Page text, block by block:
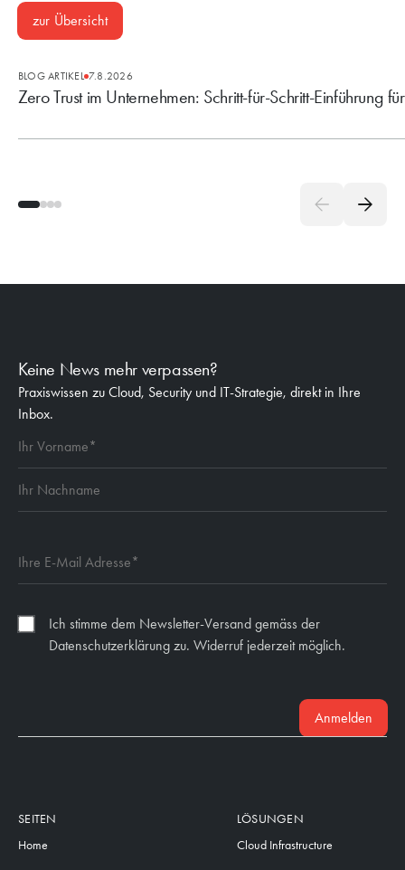
zur Übersicht
BLOG ARTIKEL 7.8.2026
Zero Trust im Unternehmen: Schritt-für-Schritt-Einführung
Keine News mehr verpassen?
Praxiswissen zu Cloud, Security und IT-Strategie, direkt in Ihre
Inbox.
Ich stimme dem Newsletter-Versand gemäss der
Datenschutzerklärung zu. Widerruf jederzeit möglich.
Anmelden
SEITEN
Home
LÖSUNGEN
Cloud Infrastructure